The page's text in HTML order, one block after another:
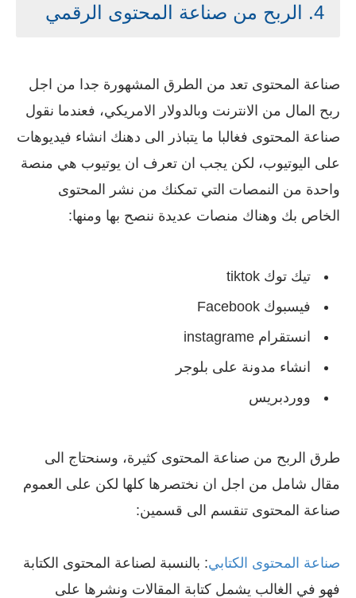
4. الربح من صناعة المحتوى الرقمي
صناعة المحتوى تعد من الطرق المشهورة جدا من اجل
ربح المال من الانترنت وبالدولار الامريكي، فعندما نقول
صناعة المحتوى فغالبا ما يتباذر الى دهنك انشاء فيديوهات
على اليوتيوب، لكن يجب ان تعرف ان يوتيوب هي منصة
واحدة من النمصات التي تمكنك من نشر المحتوى
الخاص بك وهناك منصات عديدة ننصح بها ومنها:
تيك توك tiktok
فيسبوك Facebook
انستقرام instagrame
انشاء مدونة على بلوجر
ووردبريس
طرق الربح من صناعة المحتوى كثيرة، وسنحتاج الى
مقال شامل من اجل ان نختصرها كلها لكن على العموم
صناعة المحتوى تنقسم الى قسمين:
صناعة المحتوى الكتابي: بالنسبة لصناعة المحتوى الكتابة
فهو في الغالب يشمل كتابة المقالات ونشرها على